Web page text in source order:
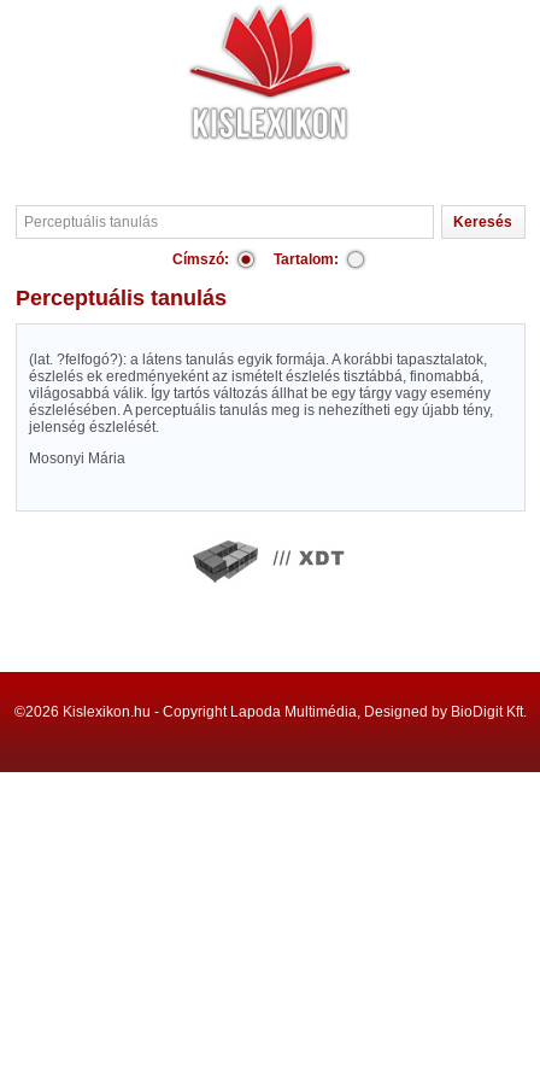
Címszó: Tartalom:
Perceptuális tanulás
(lat. ?felfogó?): a látens tanulás egyik formája. A korábbi tapasztalatok,
észlelés ek eredményeként az ismételt észlelés tisztábbá, finomabbá,
világosabbá válik. Így tartós változás állhat be egy tárgy vagy esemény
észlelésében. A perceptuális tanulás meg is nehezítheti egy újabb tény,
jelenség észlelését.
Mosonyi Mária
©2026 Kislexikon.hu - Copyright Lapoda Multimédia, Designed by BioDigit Kft.